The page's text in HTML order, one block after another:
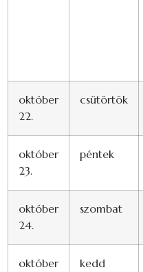
október
22.
csütörtök
október
23.
péntek
október
24.
szombat
október
kedd